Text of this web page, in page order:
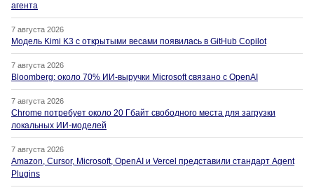
агента
7 августа 2026
Модель Kimi K3 с открытыми весами появилась в GitHub Copilot
7 августа 2026
Bloomberg: около 70% ИИ-выручки Microsoft связано с OpenAI
7 августа 2026
Chrome потребует около 20 Гбайт свободного места для загрузки
локальных ИИ-моделей
7 августа 2026
Amazon, Cursor, Microsoft, OpenAI и Vercel представили стандарт Agent
Plugins